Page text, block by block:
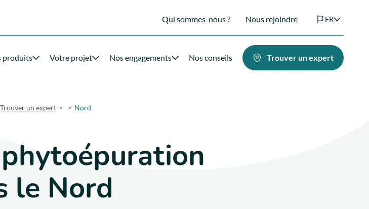
Qui sommes-nous ? Nous rejoindre FR
produits Votre projet Nos engagements Nos conseils Trouver un expert
Trouver un expert Nord
le Nord